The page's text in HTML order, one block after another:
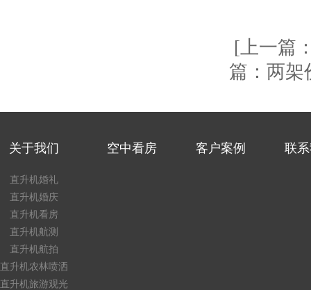
[上一篇
篇：两架
关于我们
直升机婚礼
直升机婚庆
直升机看房
直升机航测
直升机航拍
直升机农林喷洒
直升机旅游观光
空中看房 客户案例 联